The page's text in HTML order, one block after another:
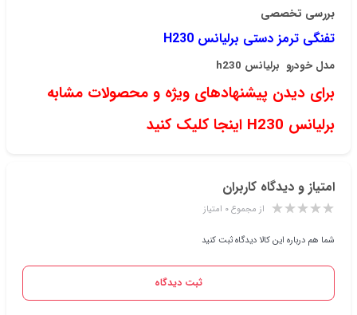
بررسی تخصصی
تفنگی ترمز دستی برلیانس H230
مدل خودرو برلیانس h230
برای دیدن پیشنهادهای ویژه و محصولات مشابه
برلیانس H230 اینجا کلیک کنید
امتیاز و دیدگاه کاربران
از مجموع ۰ امتیاز
شما هم درباره این کالا دیدگاه ثبت کنید
ثبت دیدگاه